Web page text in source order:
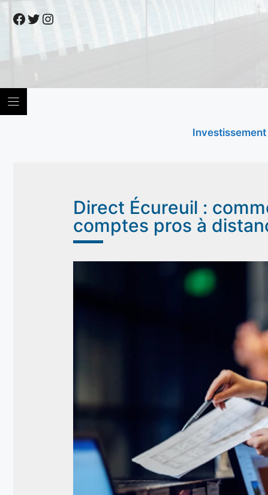
Facebook
Twitter
Instagram
Investissement
Direct Écureuil :
comptes pros à